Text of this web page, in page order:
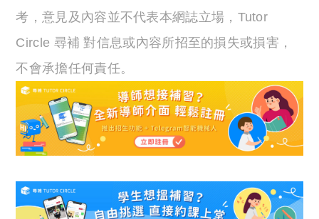
考，意見及內容並不代表本網誌立場，Tutor
Circle 尋補 對信息或內容所招至的損失或損害，
不會承擔任何責任。